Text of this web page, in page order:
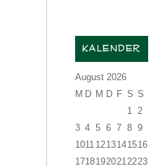
KALENDER
August 2026
M D M D F S S
1 2
3 4 5 6 7 8 9
1011 1213141516
17181920212223